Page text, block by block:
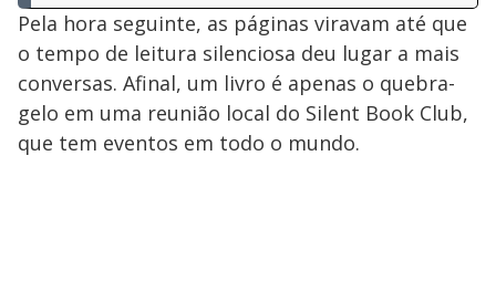
Pela hora seguinte, as páginas viravam até que
o tempo de leitura silenciosa deu lugar a mais
conversas. Afinal, um livro é apenas o quebra-
gelo em uma reunião local do Silent Book Club,
que tem eventos em todo o mundo.